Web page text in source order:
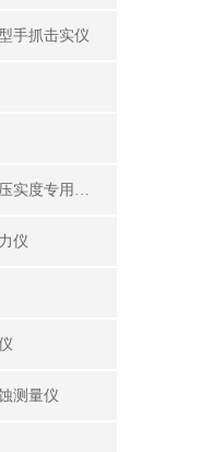
手抓击实仪
灌砂法专用标准砂（压实度专用砂）
仪
测量仪